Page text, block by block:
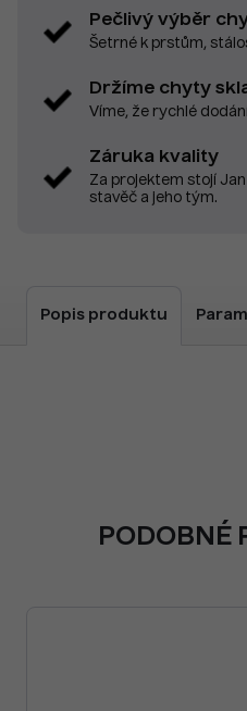
Pečlivý výběr
Šetrné k prstům,
Držíme chyty
Víme, že rychlé
Záruka kvality
Za projektem stojí
stavěč a jeho tým.
Popis produktu
PODOBNÉ